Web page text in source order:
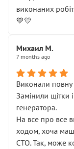
виконаних
💙💛
Михаил М.
7 months ago
Виконали повну
Замінили щітки
генератора.
На все про все
ходом, хоча
СТО. Так, може